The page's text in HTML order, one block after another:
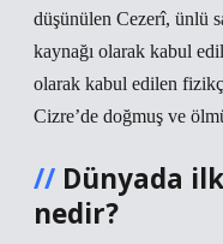
düşünülen Cezerî, ünlü
kaynağı olarak kabul
olarak kabul edilen
Cizre’de doğmuş ve
Dünyada
nedir?